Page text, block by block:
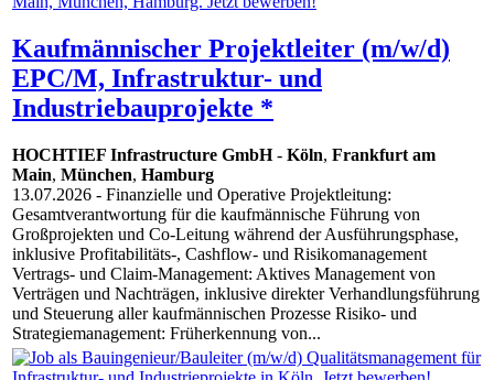
Kaufmännischer Projektleiter (m/w/d)
EPC/M, Infrastruktur- und
Industriebauprojekte *
HOCHTIEF Infrastructure GmbH- Köln, Frankfurt am
Main, München, Hamburg
13.07.2026 - Finanzielle und Operative Projektleitung:
Gesamtverantwortung für die kaufmännische Führung von
Großprojekten und Co-Leitung während der Ausführungsphase,
inklusive Profitabilitäts-, Cashflow- und Risikomanagement
Vertrags- und Claim-Management: Aktives Management von
Verträgen und Nachträgen, inklusive direkter Verhandlungsführung
und Steuerung aller kaufmännischen Prozesse Risiko- und
Strategiemanagement: Früherkennung von...